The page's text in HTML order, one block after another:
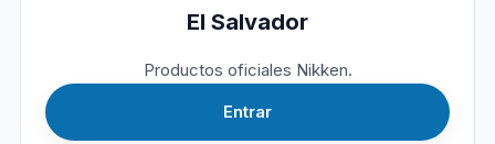
El Salvador
Productos oficiales Nikken.
Entrar